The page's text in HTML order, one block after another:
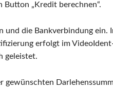
Button „Kredit berechnen“.
und die Bankverbindung ein.
erfolgt im
geleistet.
gewünschten